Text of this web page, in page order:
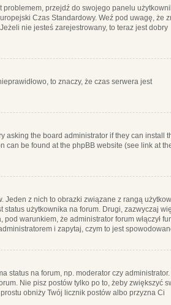
problemem, przejdź do swojego panelu
Czas Standardowy. Weź pod uwagę, że
nie jesteś zarejestrowany, to teraz jest dobry
to znaczy, że czas serwera jest
asking the board administrator if they can install
can be found at the phpBB website (see link at
Jeden z nich to obrazki związane z rangą
użytkownika na forum. Drugi, zazwyczaj
warunkiem, że administrator forum włączył
i zapytaj, czym to jest
status na forum, np. moderator czy administrator.
Nie pisz postów tylko po to, żeby zwiększyć
obniży Twój licznik postów albo przyzna Ci